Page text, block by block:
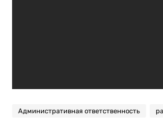
Административная ответственность